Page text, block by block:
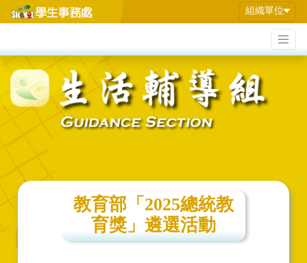
組織單位
教育部「2025總統教
育獎」遴選活動